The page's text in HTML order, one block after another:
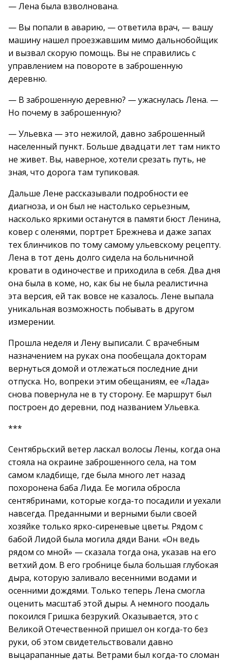
— Лена была взволнована.
— Вы попали в аварию, — ответила врач, — вашу
машину нашел проезжавшим мимо дальнобойщик
и вызвал скорую помощь. Вы не справились с
управлением на повороте в заброшенную
деревню.
— В заброшенную деревню? — ужаснулась Лена. —
Но почему в заброшенную?
— Ульевка — это нежилой, давно заброшенный
населенный пункт. Больше двадцати лет там никто
не живет. Вы, наверное, хотели срезать путь, не
зная, что дорога там тупиковая.
Дальше Лене рассказывали подробности ее
диагноза, и он был не настолько серьезным,
насколько яркими останутся в памяти бюст Ленина,
ковер с оленями, портрет Брежнева и даже запах
тех блинчиков по тому самому ульевскому рецепту.
Лена в тот день долго сидела на больничной
кровати в одиночестве и приходила в себя. Два дня
она была в коме, но, как бы не была реалистична
эта версия, ей так вовсе не казалось. Лене выпала
уникальная возможность побывать в другом
измерении.
Прошла неделя и Лену выписали. С врачебным
назначением на руках она пообещала докторам
вернуться домой и отлежаться последние дни
отпуска. Но, вопреки этим обещаниям, ее «Лада»
снова повернула не в ту сторону. Ее маршрут был
построен до деревни, под названием Ульевка.
***
Сентябрьский ветер ласкал волосы Лены, когда она
стояла на окраине заброшенного села, на том
самом кладбище, где была много лет назад
похоронена баба Лида. Ее могила обросла
сентябринами, которые когда-то посадили и уехали
навсегда. Преданными и верными были своей
хозяйке только ярко-сиреневые цветы. Рядом с
бабой Лидой была могила дяди Вани. «Он ведь
рядом со мной» — сказала тогда она, указав на его
ветхий дом. В его гробнице была большая глубокая
дыра, которую заливало весенними водами и
осенними дождями. Только теперь Лена смогла
оценить масштаб этой дыры. А немного поодаль
покоился Гришка безрукий. Оказывается, это с
Великой Отечественной пришел он когда-то без
руки, об этом свидетельствовали давно
выцарапанные даты. Ветрами был когда-то сломан